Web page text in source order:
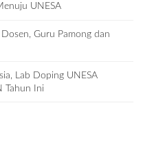
UNESA
Guru Pamong dan
Lab Doping UNESA
Tahun Ini